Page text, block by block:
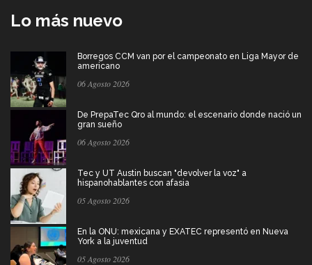
Lo más nuevo
Borregos CCM van por el campeonato en Liga Mayor de
americano
06 Agosto 2026
De PrepaTec Qro al mundo: el escenario donde nació un
gran sueño
06 Agosto 2026
Tec y UT Austin buscan "devolver la voz" a
hispanohablantes con afasia
05 Agosto 2026
En la ONU: mexicana y EXATEC representó en Nueva
York a la juventud
05 Agosto 2026